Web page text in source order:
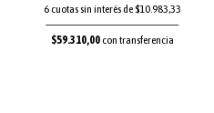
6 cuotas sin interés de $10.983,33
$59.310,00con transferencia